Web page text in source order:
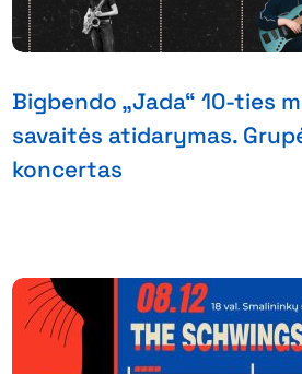
Bigbendo „Jada“ 10-ties
savaitės atidarymas.
koncertas